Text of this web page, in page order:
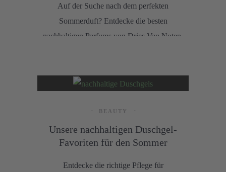
Auf der Suche nach dem perfekten
Sommerduft? Entdecke die besten
nachhaltigen Parfums von Dries Van Noten,
BEAUTY
Unsere nachhaltigen Duschgel-
Favoriten für den Sommer
Entdecke die richtige Pflege für